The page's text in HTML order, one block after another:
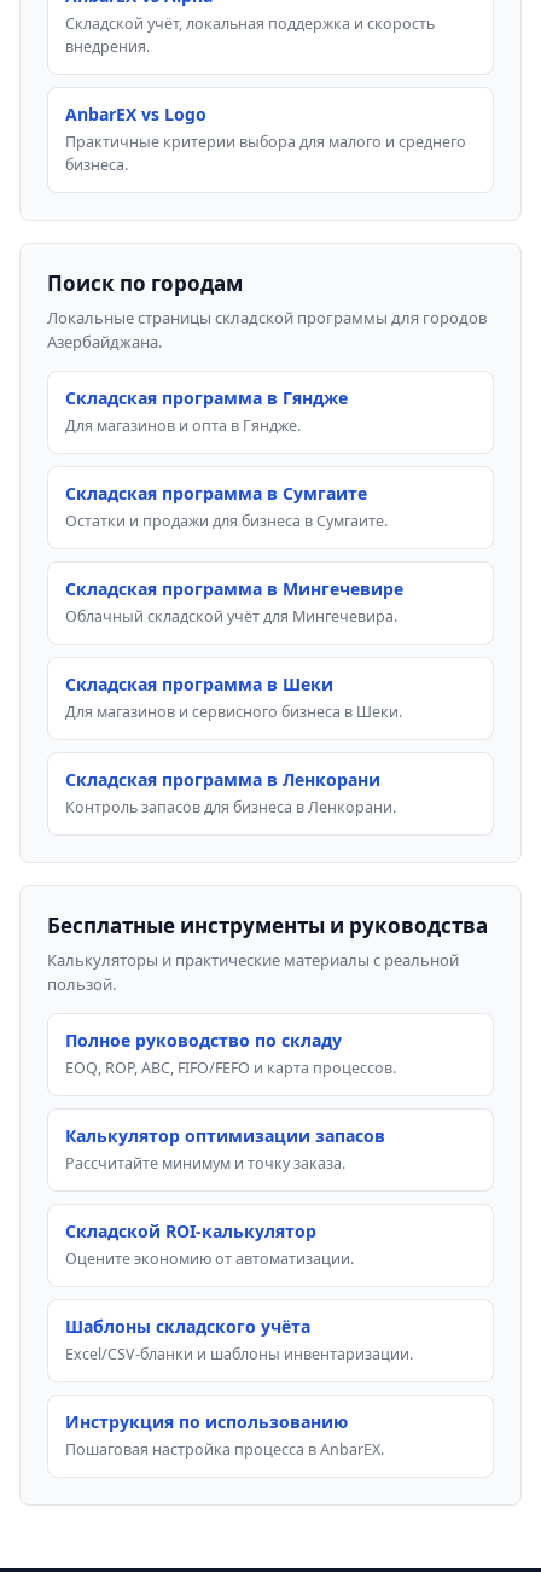
Складской учёт, локальная поддержка и скорость
внедрения.
AnbarEX vs Logo
Практичные критерии выбора для малого и среднего
бизнеса.
Поиск по городам
Локальные страницы складской программы для городов
Азербайджана.
Складская программа в Гяндже
Для магазинов и опта в Гяндже.
Складская программа в Сумгаите
Остатки и продажи для бизнеса в Сумгаите.
Складская программа в Мингечевире
Облачный складской учёт для Мингечевира.
Складская программа в Шеки
Для магазинов и сервисного бизнеса в Шеки.
Складская программа в Ленкорани
Контроль запасов для бизнеса в Ленкорани.
Бесплатные инструменты и руководства
Калькуляторы и практические материалы с реальной
пользой.
Полное руководство по складу
EOQ, ROP, ABC, FIFO/FEFO и карта процессов.
Калькулятор оптимизации запасов
Рассчитайте минимум и точку заказа.
Складской ROI-калькулятор
Оцените экономию от автоматизации.
Шаблоны складского учёта
Excel/CSV-бланки и шаблоны инвентаризации.
Инструкция по использованию
Пошаговая настройка процесса в AnbarEX.